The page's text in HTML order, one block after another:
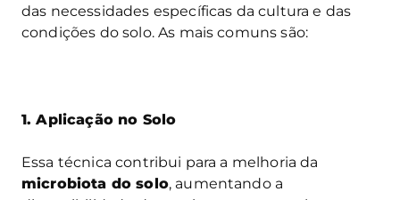
das necessidades específicas da cultura e das
condições do solo. As mais comuns são:
1. Aplicação no Solo
Essa técnica contribui para a melhoria da
microbiota do solo, aumentando a